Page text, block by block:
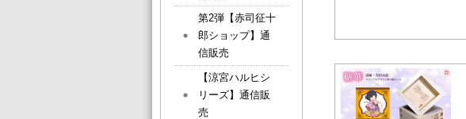
第2弾【赤司征十
郎ショップ】通
信販売
【涼宮ハルヒシ
リーズ】通信販
売